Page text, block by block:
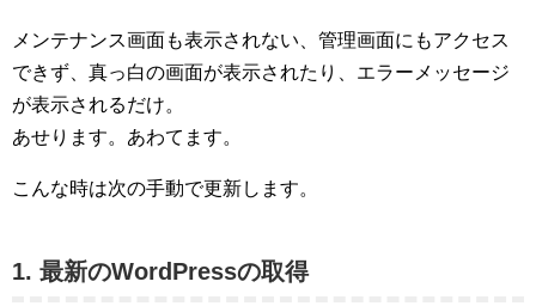
メンテナンス画面も表示されない、管理画面にもアクセス
できず、真っ白の画面が表示されたり、エラーメッセージ
が表示されるだけ。
あせります。あわてます。
こんな時は次の手動で更新します。
1. 最新のWordPressの取得